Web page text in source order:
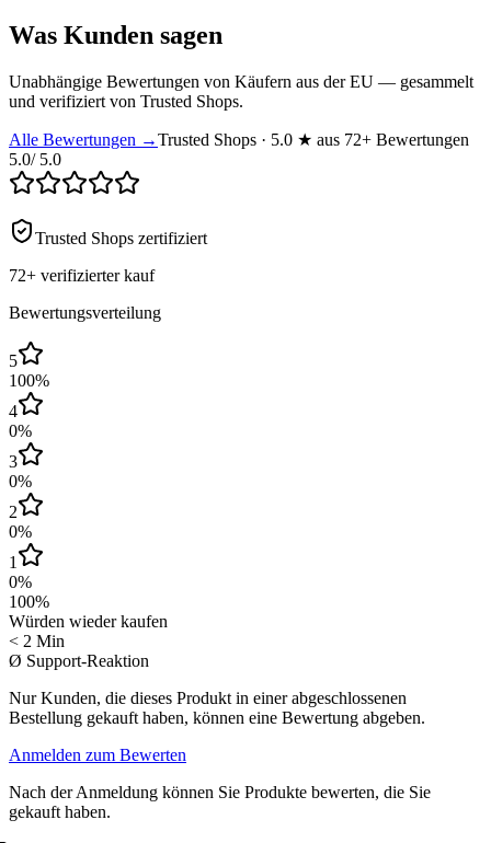
Was Kunden sagen
Unabhängige Bewertungen von Käufern aus der EU — gesammelt
und verifiziert von Trusted Shops.
Alle Bewertungen →Trusted Shops · 5.0 ★ aus 72+ Bewertungen
5.0/ 5.0
Trusted Shops zertifiziert
72+ verifizierter kauf
Bewertungsverteilung
5
100%
4
0%
3
0%
2
0%
1
0%
100%
Würden wieder kaufen
< 2 Min
Ø Support-Reaktion
Nur Kunden, die dieses Produkt in einer abgeschlossenen
Bestellung gekauft haben, können eine Bewertung abgeben.
Anmelden zum Bewerten
Nach der Anmeldung können Sie Produkte bewerten, die Sie
gekauft haben.